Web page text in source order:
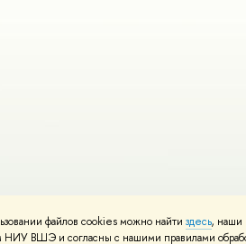
файлов cookies можно найти здесь, наши
НИУ ВШЭ и согласны с нашими правилами
Карта сайта